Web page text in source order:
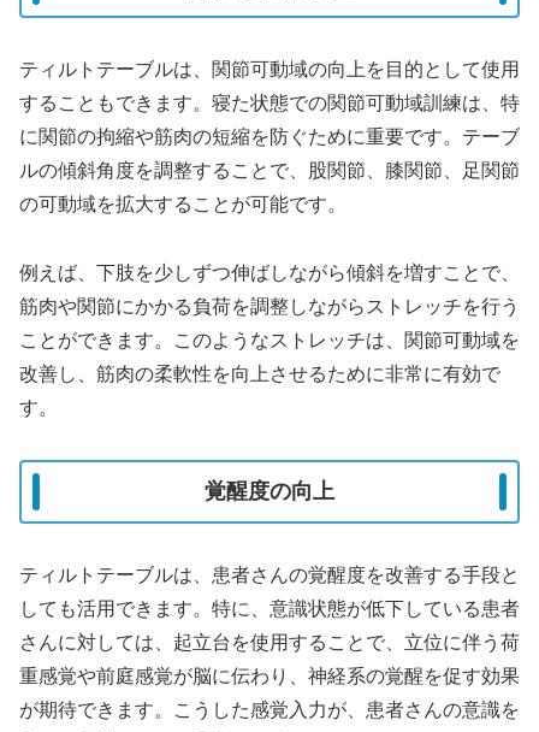
ティルトテーブルは、関節可動域の向上を目的として使用
することもできます。寝た状態での関節可動域訓練は、特
に関節の拘縮や筋肉の短縮を防ぐために重要です。テーブ
ルの傾斜角度を調整することで、股関節、膝関節、足関節
の可動域を拡大することが可能です。
例えば、下肢を少しずつ伸ばしながら傾斜を増すことで、
筋肉や関節にかかる負荷を調整しながらストレッチを行う
ことができます。このようなストレッチは、関節可動域を
改善し、筋肉の柔軟性を向上させるために非常に有効で
す。
覚醒度の向上
ティルトテーブルは、患者さんの覚醒度を改善する手段と
しても活用できます。特に、意識状態が低下している患者
さんに対しては、起立台を使用することで、立位に伴う荷
重感覚や前庭感覚が脳に伝わり、神経系の覚醒を促す効果
が期待できます。こうした感覚入力が、患者さんの意識を